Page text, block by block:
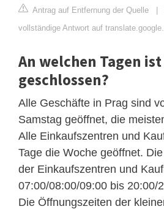
Antrag auf Entfernung der Quelle |
vollständige Antwort auf
An welchen Tagen
geschlossen?
Alle Geschäfte in Prag sind
Samstag geöffnet, die
Alle Einkaufszentren und
Tage die Woche geöffnet.
der Einkaufszentren und
07:00/08:00/09:00 bis 20:00/
Die Öffnungszeiten der